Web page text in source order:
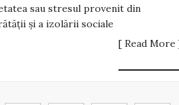
sau stresul provenit din
şi a izolării sociale
[ Read More